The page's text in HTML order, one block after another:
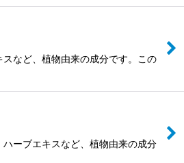
など、植物由来の成分です。この
ーブエキスなど、植物由来の成分